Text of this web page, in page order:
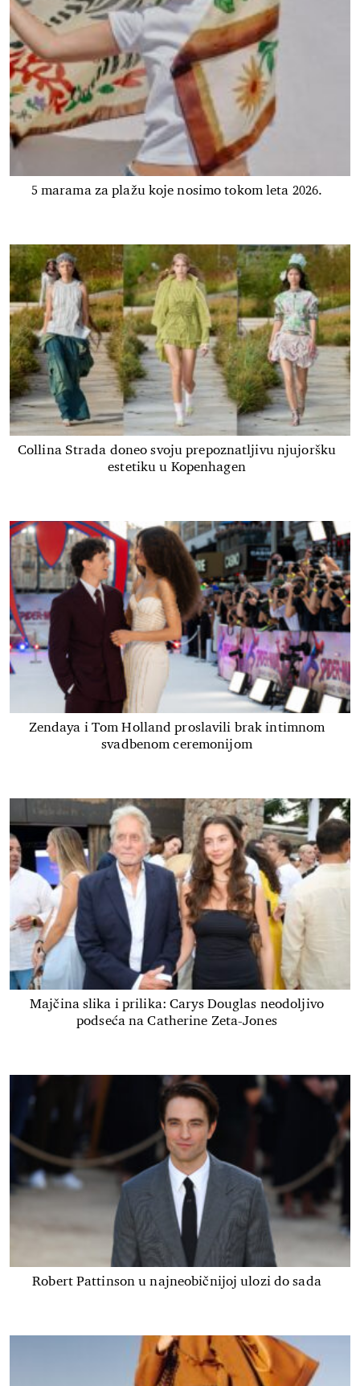
5 marama za plažu koje nosimo tokom leta 2026.
Collina Strada doneo svoju prepoznatljivu njujoršku
estetiku u Kopenhagen
Zendaya i Tom Holland proslavili brak intimnom
svadbenom ceremonijom
Majčina slika i prilika: Carys Douglas neodoljivo
podseća na Catherine Zeta-Jones
Robert Pattinson u najneobičnijoj ulozi do sada